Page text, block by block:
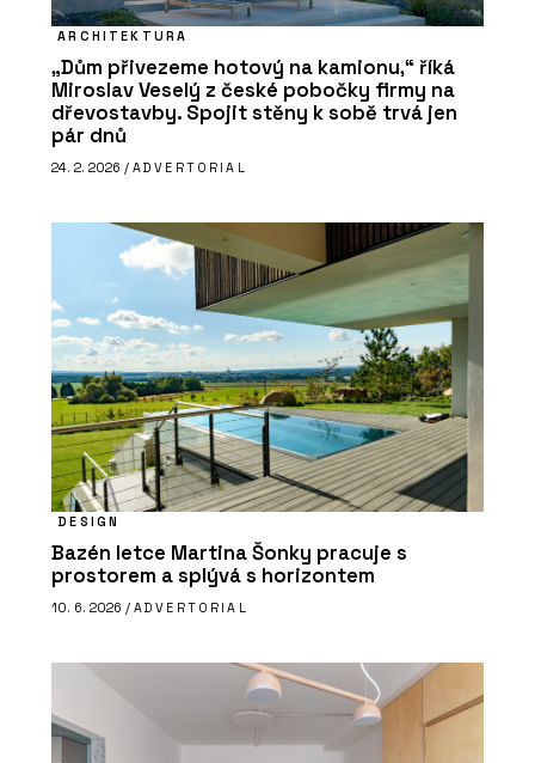
ARCHITEKTURA
„Dům přivezeme hotový na kamionu,“ říká
Miroslav Veselý z české pobočky firmy na
dřevostavby. Spojit stěny k sobě trvá jen
pár dnů
24. 2. 2026 / ADVERTORIAL
DESIGN
Bazén letce Martina Šonky pracuje s
prostorem a splývá s horizontem
10. 6. 2026 / ADVERTORIAL